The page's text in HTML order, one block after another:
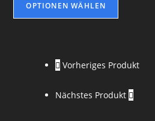
OPTIONEN WÄHLEN
Vorheriges Produkt
Nächstes Produkt